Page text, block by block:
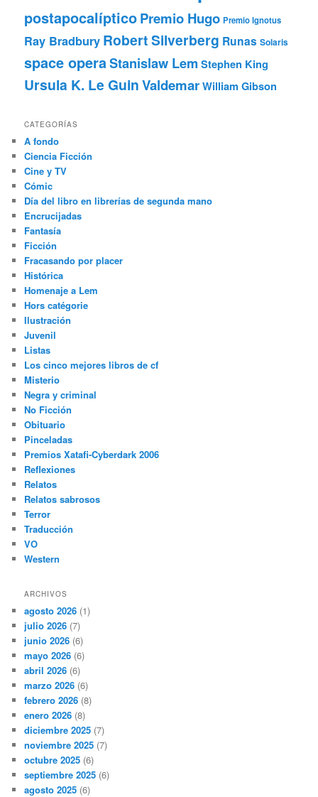
postapocalípticoPremio Hugo Premio Ignotus
Ray Bradbury Robert Silverberg Runas Solaris
space operaStanislaw Lem Stephen King
Ursula K. Le GuinValdemarWilliam Gibson
CATEGORÍAS
A fondo
Ciencia Ficción
Cine y TV
Cómic
Día del libro en librerías de segunda mano
Encrucijadas
Fantasía
Ficción
Fracasando por placer
Histórica
Homenaje a Lem
Hors catégorie
Ilustración
Juvenil
Listas
Los cinco mejores libros de cf
Misterio
Negra y criminal
No Ficción
Obituario
Pinceladas
Premios Xatafi-Cyberdark 2006
Reflexiones
Relatos
Relatos sabrosos
Terror
Traducción
VO
Western
ARCHIVOS
agosto 2026 (1)
julio 2026 (7)
junio 2026 (6)
mayo 2026 (6)
abril 2026 (6)
marzo 2026 (6)
febrero 2026 (8)
enero 2026 (8)
diciembre 2025 (7)
noviembre 2025 (7)
octubre 2025 (6)
septiembre 2025 (6)
agosto 2025 (6)